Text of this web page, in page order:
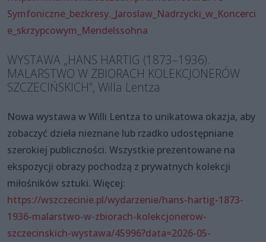
Symfoniczne_bezkresy._Jaroslaw_Nadrzycki_w_Koncerci
e_skrzypcowym_Mendelssohna
WYSTAWA „HANS HARTIG (1873–1936).
MALARSTWO W ZBIORACH KOLEKCJONERÓW
SZCZECIŃSKICH”, Willa Lentza
Nowa wystawa w Willi Lentza to unikatowa okazja, aby
zobaczyć dzieła nieznane lub rzadko udostępniane
szerokiej publiczności. Wszystkie prezentowane na
ekspozycji obrazy pochodzą z prywatnych kolekcji
miłośników sztuki. Więcej:
https://wszczecinie.pl/wydarzenie/hans-hartig-1873-
1936-malarstwo-w-zbiorach-kolekcjonerow-
szczecinskich-wystawa/45996?data=2026-05-